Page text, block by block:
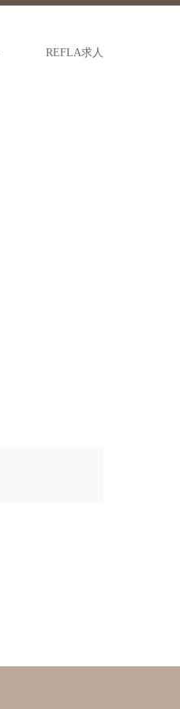
REFLA求人